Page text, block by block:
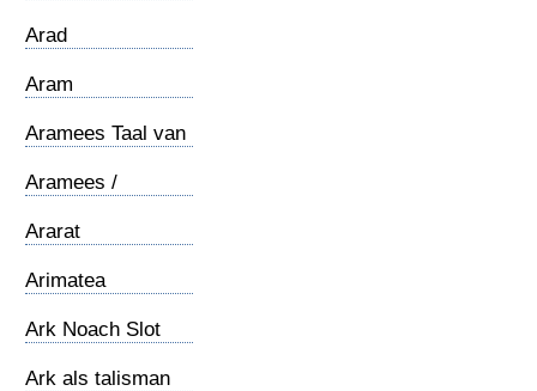
Arad
Aram
Aramees Taal van
Aramees /
Ararat
Arimatea
Ark Noach Slot
Ark als talisman